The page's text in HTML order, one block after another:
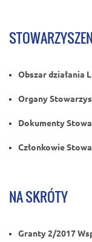
Obszar działania
Organy
Dokumenty
Członkowie
NA SKRÓTY
Granty 2/2017